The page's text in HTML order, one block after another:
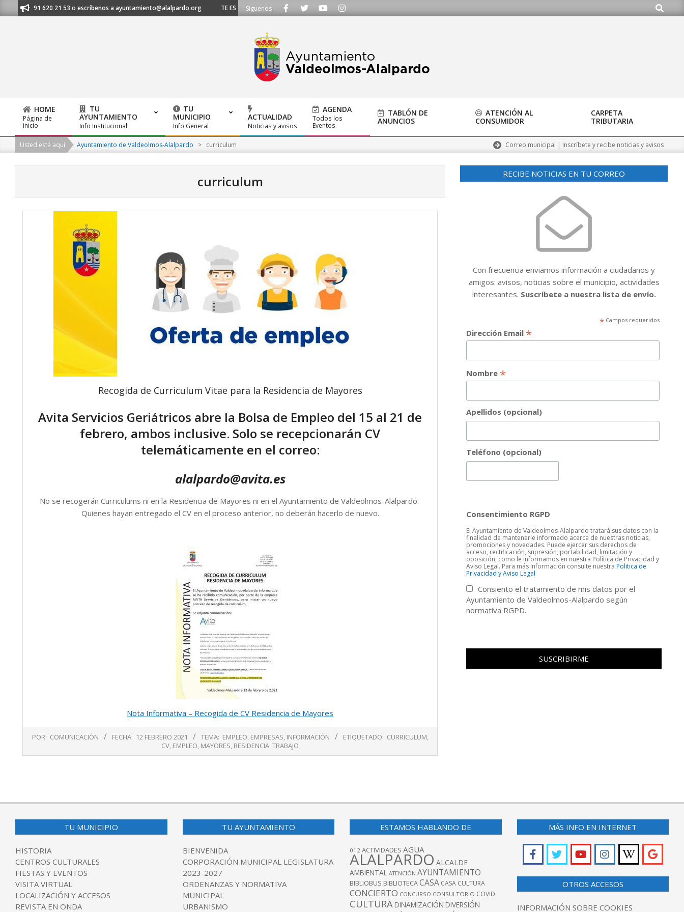
to
al 91 620 21 53 o escríbenos a ayuntamiento@alalpardo.org TE ESCUCHAMOS - Llámanos al 91 620 21 53 o escríbenos a ayuntamiento@alalpardo.org
Síguenos Buscar
Primary
Navigation
Menu
HOME
Página de
inicio
TU
AYUNTAMIENTO
Info Institucional
TU
MUNICIPIO
Info General
ACTUALIDAD
Noticias y avisos
AGENDA
Todos los
Eventos
TABLÓN DE
ANUNCIOS
ATENCIÓN AL
CONSUMIDOR
CARPETA
TRIBUTARIA
Usted está aquí Ayuntamiento de Valdeolmos-Alalpardo > curriculum Correo municipal | Inscríbete y recibe noticias y avisos
curriculum
Recogida de Curriculum Vitae para la Residencia de Mayores
Avita Servicios Geriátricos abre la Bolsa de Empleo del 15 al 21 de
febrero, ambos inclusive. Solo se recepcionarán CV
telemáticamente en el correo:
alalpardo@avita.es
No se recogerán Curriculums ni en la Residencia de Mayores ni en el Ayuntamiento de Valdeolmos-Alalpardo.
Quienes hayan entregado el CV en el proceso anterior, no deberán hacerlo de nuevo.
Nota Informativa – Recogida de CV Residencia de Mayores
02-
12
POR: COMUNICACIÓN FECHA: 12 FEBRERO 2021 TEMA: EMPLEO, EMPRESAS, INFORMACIÓN ETIQUETADO: CURRICULUM,
CV, EMPLEO, MAYORES, RESIDENCIA,TRABAJO
RECIBE NOTICIAS EN TU CORREO
Con frecuencia enviamos información a ciudadanos y
amigos: avisos, noticias sobre el municipio, actividades
interesantes. Suscríbete a nuestra lista de envío.
* Campos requeridos
Dirección Email *
Nombre *
Apellidos (opcional)
Teléfono (opcional)
Consentimiento RGPD
El Ayuntamiento de Valdeolmos-Alalpardo tratará sus datos con la
finalidad de mantenerle informado acerca de nuestras noticias,
promociones y novedades. Puede ejercer sus derechos de
acceso, rectificación, supresión, portabilidad, limitación y
oposición, como le informamos en nuestra Política de Privacidad y
Aviso Legal. Para más información consulte nuestraPolitica de
Privacidad y Aviso Legal
Consiento el tratamiento de mis datos por el
Ayuntamiento de Valdeolmos-Alalpardo según
normativa RGPD.
TU MUNICIPIO
HISTORIA
CENTROS CULTURALES
FIESTAS Y EVENTOS
VISITA VIRTUAL
LOCALIZACIÓN Y ACCESOS
REVISTA EN ONDA
TU AYUNTAMIENTO
BIENVENIDA
CORPORACIÓN MUNICIPAL LEGISLATURA
2023-2027
ORDENANZAS Y NORMATIVA
MUNICIPAL
URBANISMO
ESTAMOS HABLANDO DE
012 ACTIVIDADES AGUA
ALALPARDO ALCALDE
AMBIENTAL ATENCIÓN AYUNTAMIENTO
BIBLIOBUS BIBLIOTECACASA CASA CULTURA
CONCIERTO CONCURSO CONSULTORIO COVID
CULTURA DINAMIZACIÓN DIVERSIÓN
MÁS INFO EN INTERNET
OTROS ACCESOS
INFORMACIÓN SOBRE COOKIES